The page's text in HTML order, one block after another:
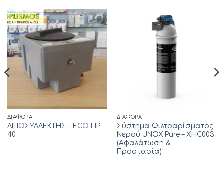
ΔΙΆΦΟΡΑ
ΛΙΠΟΣΥΛΛΕΚΤΗΣ – ECO LIP
40
ΔΙΆΦΟΡΑ
Σύστημα Φιλτραρίσματος
Νερού UNOX.Pure – XHC003
(Αφαλάτωση &
Προστασία)